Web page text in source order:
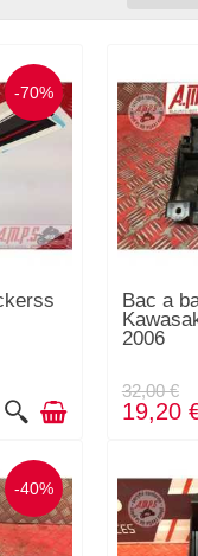
-70%
Bac a
2006
32,00 €
19,20
-40%